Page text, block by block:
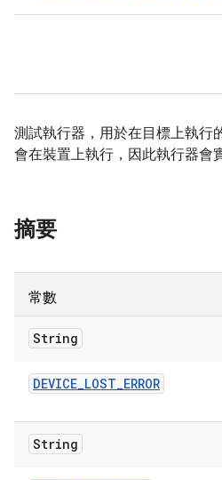
測試執行器，用於在目標上執行
會在裝置上執行，因此執行器會
摘要
常數
String
DEVICE_LOST_ERROR
String